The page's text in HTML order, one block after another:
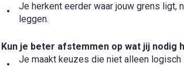
Je herkent eerder waar jouw grens ligt,
leggen.
Kun je beter afstemmen op wat jij nodig
Je maakt keuzes die niet alleen logisch